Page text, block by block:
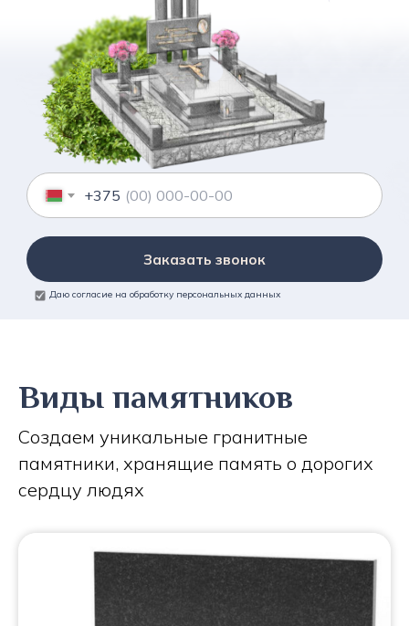
+375
Заказать звонок
Даю согласие на обработку персональных данных
Виды памятников
Создаем уникальные гранитные
памятники, хранящие память о дорогих
сердцу людях